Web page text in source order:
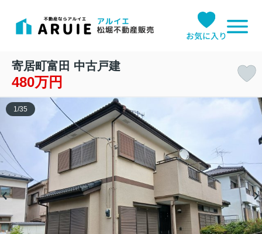
お気に入り
寄居町富田 中古戸建
480万円
1/35